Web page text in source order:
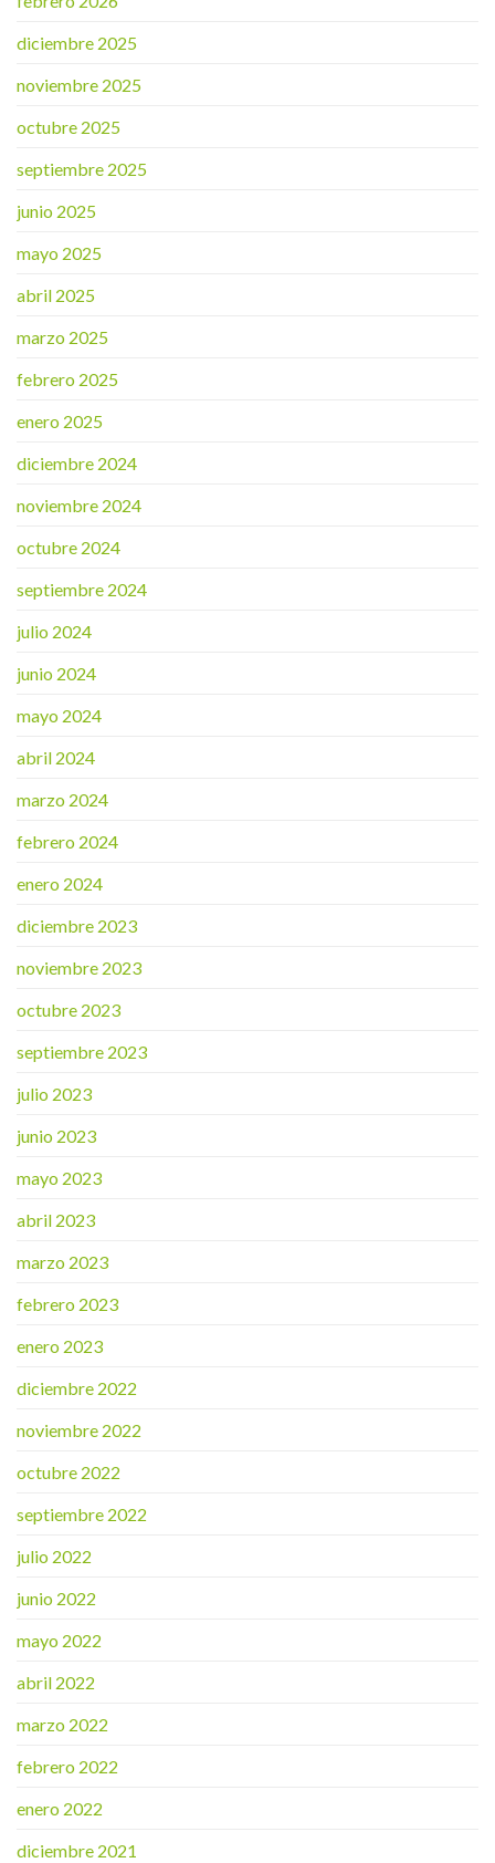
diciembre 2025
noviembre 2025
octubre 2025
septiembre 2025
junio 2025
mayo 2025
abril 2025
marzo 2025
febrero 2025
enero 2025
diciembre 2024
noviembre 2024
octubre 2024
septiembre 2024
julio 2024
junio 2024
mayo 2024
abril 2024
marzo 2024
febrero 2024
enero 2024
diciembre 2023
noviembre 2023
octubre 2023
septiembre 2023
julio 2023
junio 2023
mayo 2023
abril 2023
marzo 2023
febrero 2023
enero 2023
diciembre 2022
noviembre 2022
octubre 2022
septiembre 2022
julio 2022
junio 2022
mayo 2022
abril 2022
marzo 2022
febrero 2022
enero 2022
diciembre 2021